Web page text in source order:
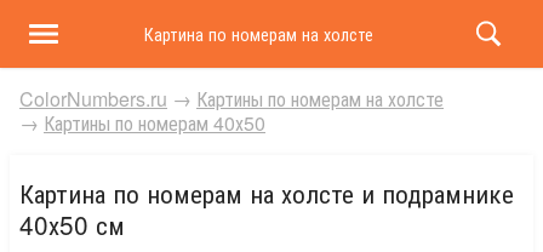
Картина по номерам на холсте и подрамнике 40х50
ColorNumbers.ru → Картины по номерам на холсте
→ Картины по номерам 40х50
Картина по номерам на холсте и подрамнике
40х50 см